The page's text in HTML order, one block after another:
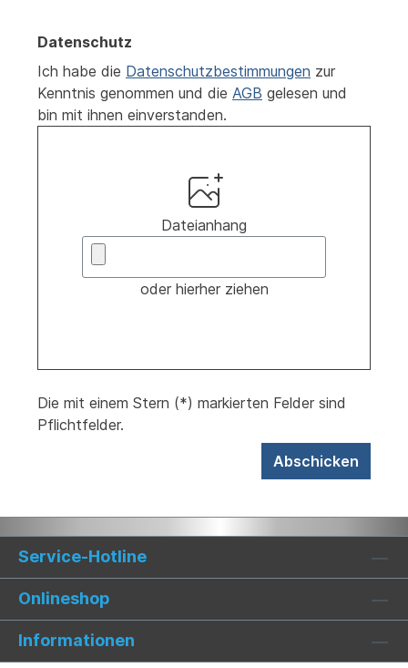
Datenschutz
Ich habe die Datenschutzbestimmungen zur
Kenntnis genommen und die AGB gelesen und
bin mit ihnen einverstanden.
Dateianhang
oder hierher ziehen
Die mit einem Stern (*) markierten Felder sind
Pflichtfelder.
Abschicken
Service-Hotline
Onlineshop
Informationen